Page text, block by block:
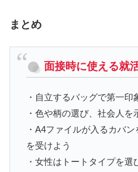
まとめ
面接時に使える就
・自立するバッグで第一印
・色や柄の選び、社会人を
・A4ファイルが入るカバ
を受けよう
・女性はトートタイプを